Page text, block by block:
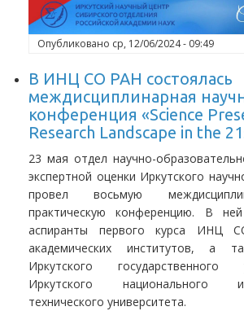
Опубликовано ср, 12/06/2024 - 09:49
В ИНЦ СО РАН состоялась
междисциплинарная
конференция «Science
Research Landscape in the
23 мая отдел научно-
экспертной оценки Иркутского
провел восьмую
практическую конференцию. В
аспиранты первого курса ИНЦ
академических институтов, а
Иркутского
Иркутского национального
технического университета.